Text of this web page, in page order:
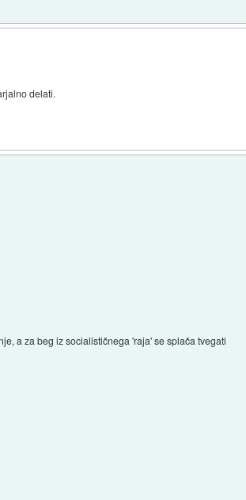
delati.
a za beg iz socialističnega 'raja' se splača tvegati